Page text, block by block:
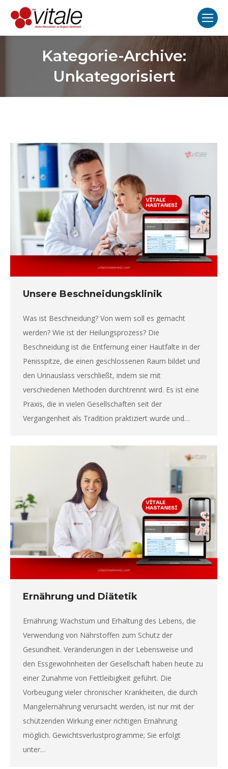
Kategorie-Archive:
Unkategorisiert
Unsere Beschneidungsklinik
Was ist Beschneidung? Von wem soll es gemacht
werden? Wie ist der Heilungsprozess? Die
Beschneidung ist die Entfernung einer Hautfalte in der
Penisspitze, die einen geschlossenen Raum bildet und
den Urinauslass verschließt, indem sie mit
verschiedenen Methoden durchtrennt wird. Es ist eine
Praxis, die in vielen Gesellschaften seit der
Vergangenheit als Tradition praktiziert wurde und…
Ernährung und Diätetik
Ernährung; Wachstum und Erhaltung des Lebens, die
Verwendung von Nährstoffen zum Schutz der
Gesundheit. Veränderungen in der Lebensweise und
den Essgewohnheiten der Gesellschaft haben heute zu
einer Zunahme von Fettleibigkeit geführt. Die
Vorbeugung vieler chronischer Krankheiten, die durch
Mangelernährung verursacht werden, ist nur mit der
schützenden Wirkung einer richtigen Ernährung
möglich. Gewichtsverlustprogramme; Sie erfolgt
unter…